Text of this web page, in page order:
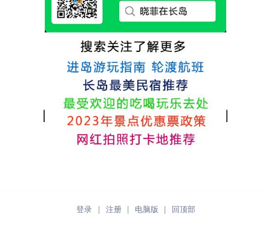
热情，能根据我提出的需求来安排房间，这
点很好。
登录 注册 电脑版 回顶部